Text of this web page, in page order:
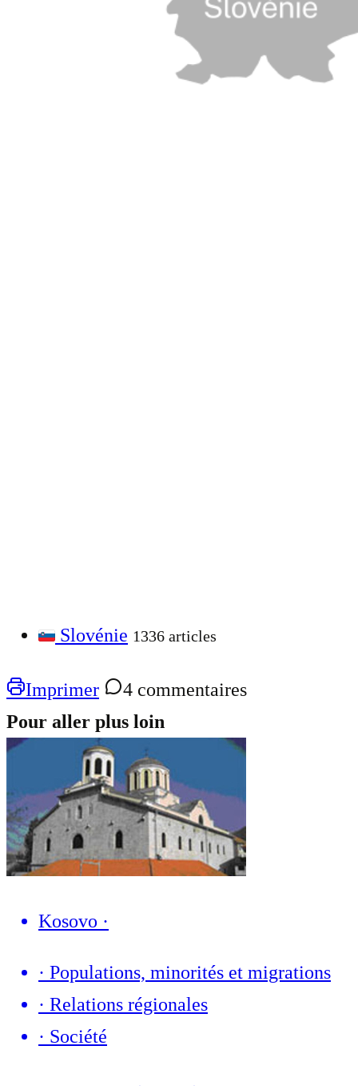
Slovénie 1336 articles
Imprimer
4 commentaires
Pour aller plus loin
Kosovo ·
· Populations, minorités et migrations
· Relations régionales
· Société